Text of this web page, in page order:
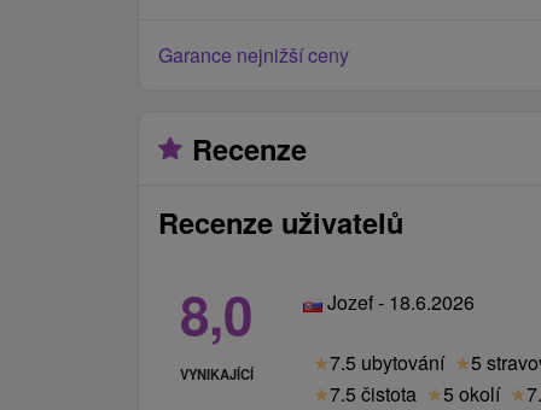
Garance nejnižší ceny
Recenze
Recenze uživatelů
8,0
VYNIKAJÍCÍ
Jozef - 18.6.2026
★7.5 ubytování ★5
★7.5 čistota ★5 okolí ★